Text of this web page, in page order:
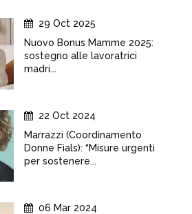
29 Oct 2025
Nuovo Bonus Mamme 2025:
sostegno alle lavoratrici
madri...
22 Oct 2024
Marrazzi (Coordinamento
Donne Fials): “Misure urgenti
per sostenere...
06 Mar 2024